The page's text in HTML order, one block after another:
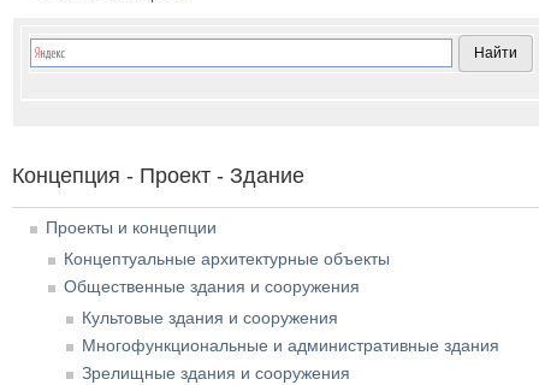
Концепция - Проект - Здание
Проекты и концепции
Концептуальные архитектурные объекты
Общественные здания и сооружения
Культовые здания и сооружения
Многофункциональные и административные здания
Зрелищные здания и сооружения